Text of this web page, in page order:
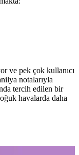
ve pek çok kullanıcı
notalarıyla
tercih edilen bir
havalarda daha